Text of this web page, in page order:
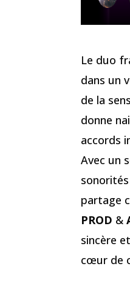
Le duo
dans un
de la
donne
accords
Avec un
partage
PROD &
sincère
cœur de